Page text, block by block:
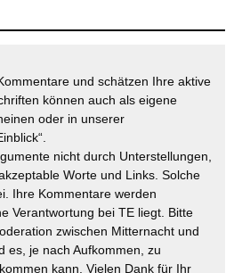
und schätzen Ihre aktive
können auch als eigene
oder in unserer
nicht durch Unterstellungen,
Worte und Links. Solche
Ihre Kommentare werden
Verantwortung bei TE liegt. Bitte
zwischen Mitternacht und
es, je nach Aufkommen, zu
kann. Vielen Dank für Ihr